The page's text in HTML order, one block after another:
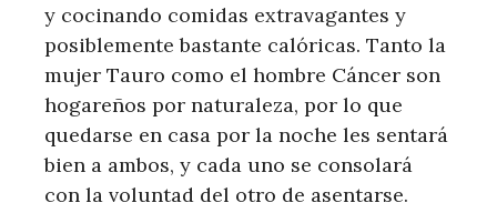
y cocinando comidas extravagantes y
posiblemente bastante calóricas. Tanto la
mujer Tauro como el hombre Cáncer son
hogareños por naturaleza, por lo que
quedarse en casa por la noche les sentará
bien a ambos, y cada uno se consolará
con la voluntad del otro de asentarse.